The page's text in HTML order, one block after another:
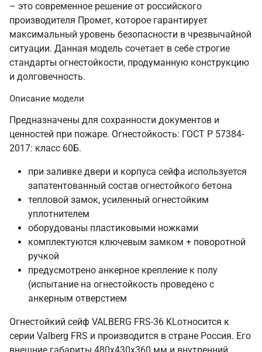
– это современное решение от российского
производителя Промет, которое гарантирует
максимальный уровень безопасности в чрезвычайной
ситуации. Данная модель сочетает в себе строгие
стандарты огнестойкости, продуманную конструкцию
и долговечность.
Описание модели
Предназначены для сохранности документов и
ценностей при пожаре. Огнестойкость: ГОСТ Р 57384-
2017: класс 60Б.
при заливке двери и корпуса сейфа используется
запатентованный состав огнестойкого бетона
тепловой замок, усиленный огнестойким
уплотнителем
оборудованы пластиковыми ножками
комплектуются ключевым замком + поворотной
ручкой
предусмотрено анкерное крепление к полу
(испытание на огнестойкость проведено с
анкерным отверстием
Огнестойкий сейф VALBERG FRS-36 KLотносится к
серии Valberg FRS и производится в стране Россия. Его